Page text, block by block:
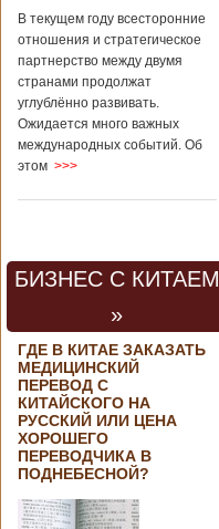
В текущем году всесторонние
отношения и стратегическое
партнерство между двумя
странами продолжат
углублённо развивать.
Ожидается много важных
международных событий. Об
этом >>>
БИЗНЕС С КИТАЕМ
»
ГДЕ В КИТАЕ ЗАКАЗАТЬ
МЕДИЦИНСКИЙ
ПЕРЕВОД С
КИТАЙСКОГО НА
РУССКИЙ ИЛИ ЦЕНА
ХОРОШЕГО
ПЕРЕВОДЧИКА В
ПОДНЕБЕСНОЙ?